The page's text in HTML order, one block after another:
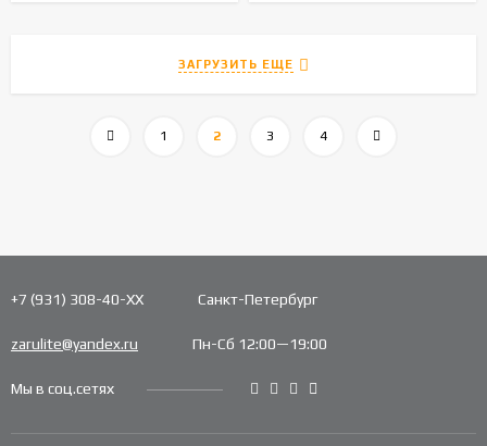
ЗАГРУЗИТЬ ЕЩЕ
1 2 3 4
+7 (931) 308-40-ХХ Санкт-Петербург
zarulite@yandex.ru Пн-Сб 12:00—19:00
Мы в соц.сетях